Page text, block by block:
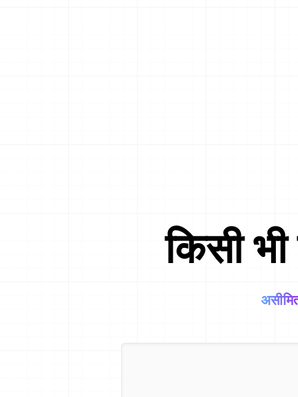
किसी भी